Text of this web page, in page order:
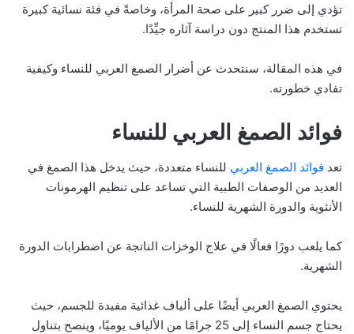
تؤدي إلى ضرر كبير على صحة المرأة، وخاصةً في فئة نسائية كبيرة
تستخدم هذا المنتج دون دراسة آثاره جيِّدًا.
في هذه المقالة، سنتحدث عن أضرار الصمغ العربي للنساء وكيفية
تفادي خطورته.
فوائد الصمغ العربي للنساء
تعد فوائد الصمغ العربي للنساء متعددة، حيث يدخل هذا الصمغ في
العديد من الوصفات الطبية التي تساعد على تنظيم الهرمونات
الأنثوية والدورة الشهرية للنساء.
كما يلعب دورًا فعالًا في علاج الوخزات الناتجة عن اضطرابات الدورة
الشهرية.
يحتوي الصمغ العربي أيضًا على ألياف غذائية مفيدة للجسم، حيث
يحتاج جسم النساء إلى 25 جرامًا من الألياف يوميًا، وينصح بتناول